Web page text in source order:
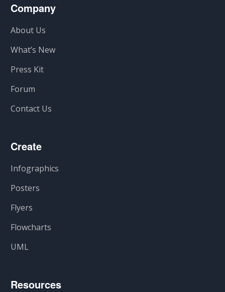
Company
About Us
What’s New
Press Kit
Forum
Contact Us
Create
Infographics
Posters
Flyers
Flowcharts
UML
Resources